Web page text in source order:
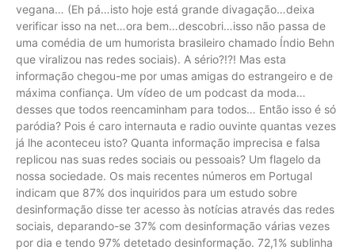
vegana… (Eh pá…isto hoje está grande divagação…deixa
verificar isso na net…ora bem…descobri…isso não passa de
uma comédia de um humorista brasileiro chamado Índio Behn
que viralizou nas redes sociais). A sério?!?! Mas esta
informação chegou-me por umas amigas do estrangeiro e de
máxima confiança. Um vídeo de um podcast da moda…
desses que todos reencaminham para todos… Então isso é só
paródia? Pois é caro internauta e radio ouvinte quantas vezes
já lhe aconteceu isto? Quanta informação imprecisa e falsa
replicou nas suas redes sociais ou pessoais? Um flagelo da
nossa sociedade. Os mais recentes números em Portugal
indicam que 87% dos inquiridos para um estudo sobre
desinformação disse ter acesso às notícias através das redes
sociais, deparando-se 37% com desinformação várias vezes
por dia e tendo 97% detetado desinformação. 72,1% sublinha